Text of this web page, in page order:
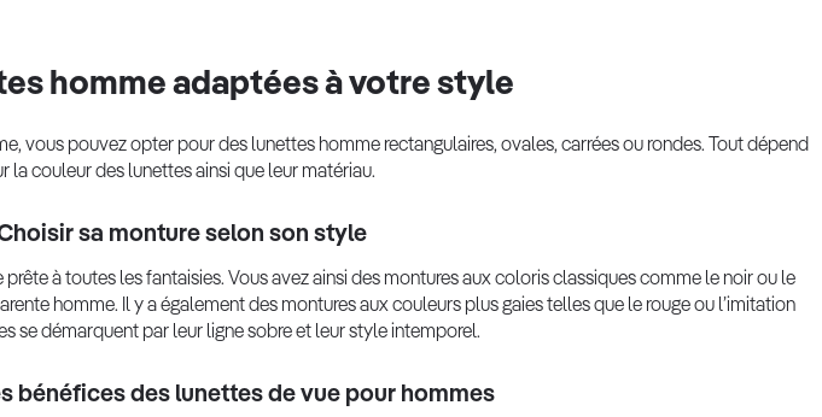
homme adaptées à votre style
vous pouvez opter pour des lunettes homme rectangulaires, ovales, carrées ou rondes. Tout dépend
la couleur des lunettes ainsi que leur matériau.
sa monture selon son style
à toutes les fantaisies. Vous avez ainsi des montures aux coloris classiques comme le noir ou le
homme. Il y a également des montures aux couleurs plus gaies telles que le rouge ou l’imitation
se démarquent par leur ligne sobre et leur style intemporel.
bénéfices des lunettes de vue pour hommes